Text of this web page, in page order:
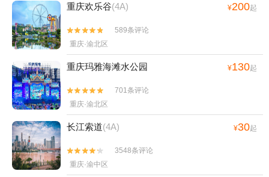
重庆欢乐谷(4A) ¥200起


589条评论
重庆·渝北区
重庆玛雅海滩水公园 ¥130起


701条评论
重庆·渝北区
长江索道(4A) ¥30起


3548条评论
重庆·渝中区